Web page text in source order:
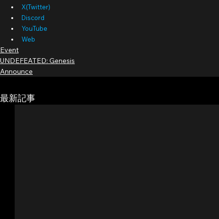
X(Twitter)
Discord
YouTube
Web
Event
UNDEFEATED: Genesis
Announce
最新記事